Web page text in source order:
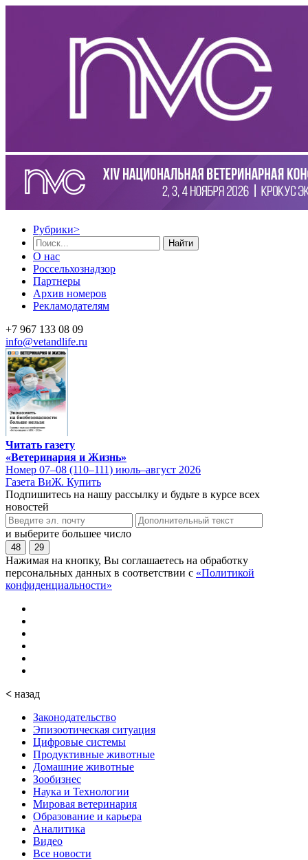
Рубрики>
Найти
О нас
Россельхознадзор
Партнеры
Архив номеров
Рекламодателям
+7 967 133 08 09
info@vetandlife.ru
Читать газету
«Ветеринария и Жизнь»
Номер 07–08 (110–111) июль–август 2026
Газета ВиЖ. Купить
Подпишитесь на нашу рассылку и будьте в курсе всех
новостей
и выберите большее число
48 29
Нажимая на кнопку, Вы соглашаетесь на обработку
персональных данных в соответствии с «Политикой
конфиденциальности»
< назад
Законодательство
Эпизоотическая ситуация
Цифровые системы
Продуктивные животные
Домашние животные
Зообизнес
Наука и Технологии
Мировая ветеринария
Образование и карьера
Аналитика
Видео
Все новости